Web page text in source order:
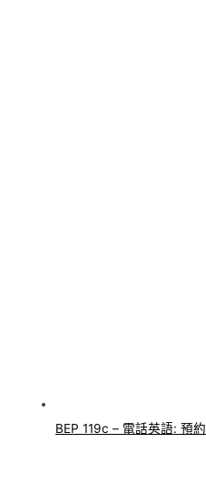
BEP 119c – 電話英語: 預約